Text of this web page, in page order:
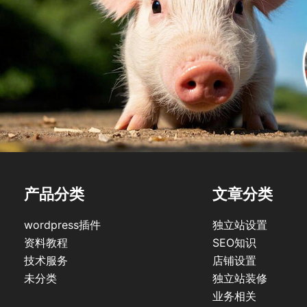
产品分类
wordpress插件
资料教程
技术服务
未分类
文章分类
独立站设置
SEO知识
店铺设置
独立站装修
业务相关